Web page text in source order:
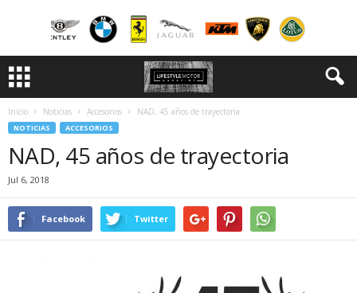
Inicio Noticias Accesorios NAD, 45 años de trayectoria
NOTICIAS ACCESORIOS
NAD, 45 años de trayectoria
Jul 6, 2018
Facebook Twitter